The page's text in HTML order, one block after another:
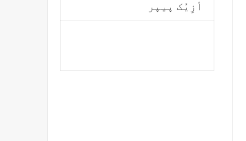
أزِیُک پیپر